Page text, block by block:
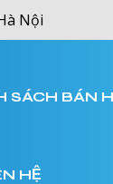
Nội
SÁCH BÁN
HỆ